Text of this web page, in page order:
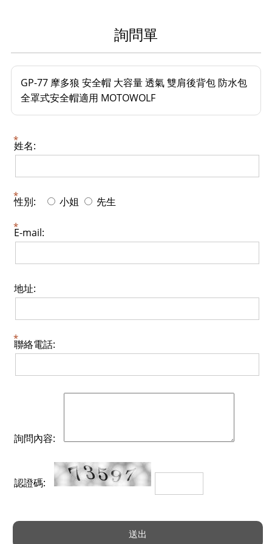
詢問單
GP-77 摩多狼 安全帽 大容量 透氣 雙肩後背包 防水包
全罩式安全帽適用 MOTOWOLF
姓名:
性別: 小姐 先生
E-mail:
地址:
聯絡電話:
詢問內容:
認證碼: